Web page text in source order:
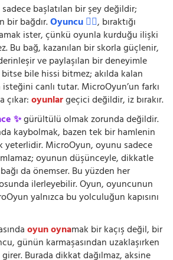
başlatılan bir şey değildir;
bir bağdır.Oyuncu 🧍‍♂️, bıraktığı
ister, çünkü oyunla kurduğu ilişki
Bu bağ, kazanılan bir skorla güçlenir,
ve paylaşılan bir deneyimle
bile hissi bitmez; akılda kalan
canlı tutar. MicroOyun’un farkı
çıkar:oyunlargeçici değildir, iz bırakır.
✨gürültülü olmak zorunda değildir.
kaybolmak, bazen tek bir hamlenin
yeterlidir. MicroOyun, oyunu sadece
oyunun düşünceyle, dikkatle
da önemser. Bu yüzden her
ilerleyebilir. Oyun, oyuncunun
yalnızca bu yolculuğun kapısını
oyun oynamak bir kaçış değil, bir
günün karmaşasından uzaklaşırken
Burada dikkat dağılmaz, aksine